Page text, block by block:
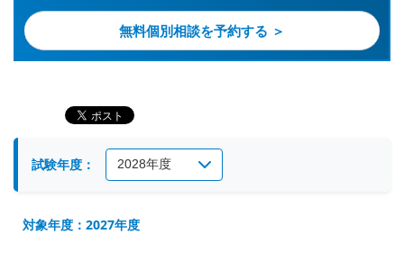
無料個別相談を予約する ＞
試験年度：
対象年度：2027年度